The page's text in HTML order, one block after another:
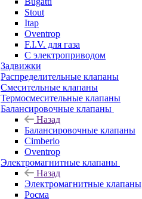
Stout
Itap
Oventrop
F.I.V. для газа
С электроприводом
Задвижки
Распределительные клапаны
Cмесительные клапаны
Термосмесительные клапаны
Балансировочные клапаны
Назад
Балансировочные клапаны
Cimberio
Oventrop
Электромагнитные клапаны
Назад
Электромагнитные клапаны
Росма